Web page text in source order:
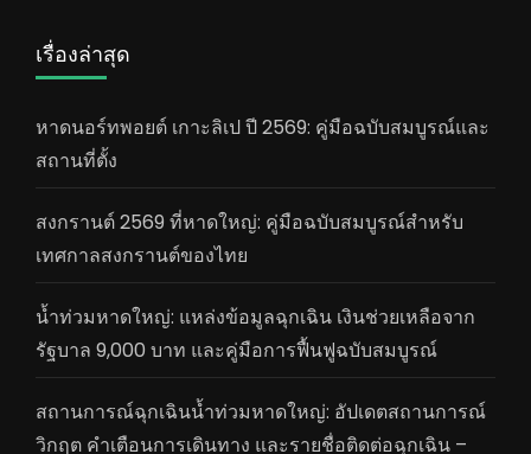
เรื่องล่าสุด
หาดนอร์ทพอยต์ เกาะลิเป ปี 2569: คู่มือฉบับสมบูรณ์และ
สถานที่ตั้ง
สงกรานต์ 2569 ที่หาดใหญ่: คู่มือฉบับสมบูรณ์สำหรับ
เทศกาลสงกรานต์ของไทย
น้ำท่วมหาดใหญ่: แหล่งข้อมูลฉุกเฉิน เงินช่วยเหลือจาก
รัฐบาล 9,000 บาท และคู่มือการฟื้นฟูฉบับสมบูรณ์
สถานการณ์ฉุกเฉินน้ำท่วมหาดใหญ่: อัปเดตสถานการณ์
วิกฤต คำเตือนการเดินทาง และรายชื่อติดต่อฉุกเฉิน –